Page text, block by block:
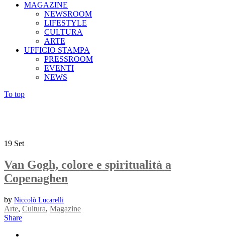
MAGAZINE
NEWSROOM
LIFESTYLE
CULTURA
ARTE
UFFICIO STAMPA
PRESSROOM
EVENTI
NEWS
To top
19 Set
Van Gogh, colore e spiritualità a
Copenaghen
by Niccolò Lucarelli
Arte, Cultura, Magazine
Share